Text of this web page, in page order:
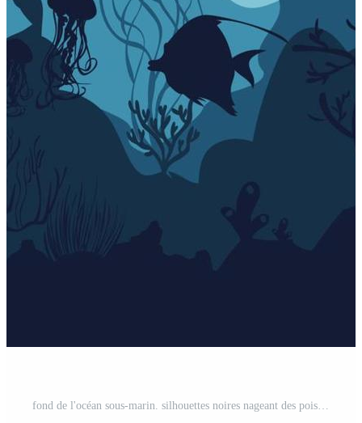
fond de l'océan sous-marin. silhouettes noires nageant des poissons de mer avec des coraux et des plantes vectorielles. Vecteur Gratuit et SVG Gratuit